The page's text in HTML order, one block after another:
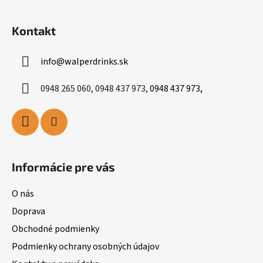
Kontakt
info@walperdrinks.sk
0948 265 060, 0948 437 973,0948 437 973,
Informácie pre vás
O nás
Doprava
Obchodné podmienky
Podmienky ochrany osobných údajov